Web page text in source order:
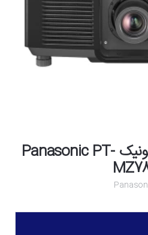
ویدئو پروژکتور پاناسونیک Panasonic PT-